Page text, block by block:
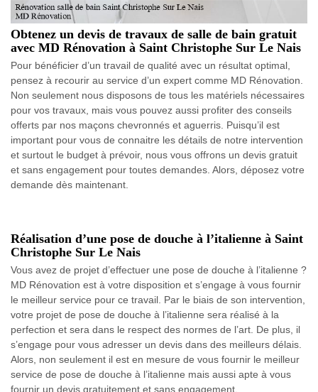
Obtenez un devis de travaux de salle de bain gratuit
avec MD Rénovation à Saint Christophe Sur Le Nais
Pour bénéficier d’un travail de qualité avec un résultat optimal,
pensez à recourir au service d’un expert comme MD Rénovation.
Non seulement nous disposons de tous les matériels nécessaires
pour vos travaux, mais vous pouvez aussi profiter des conseils
offerts par nos maçons chevronnés et aguerris. Puisqu’il est
important pour vous de connaitre les détails de notre intervention
et surtout le budget à prévoir, nous vous offrons un devis gratuit
et sans engagement pour toutes demandes. Alors, déposez votre
demande dès maintenant.
Réalisation d’une pose de douche à l’italienne à Saint
Christophe Sur Le Nais
Vous avez de projet d’effectuer une pose de douche à l’italienne ?
MD Rénovation est à votre disposition et s’engage à vous fournir
le meilleur service pour ce travail. Par le biais de son intervention,
votre projet de pose de douche à l’italienne sera réalisé à la
perfection et sera dans le respect des normes de l’art. De plus, il
s’engage pour vous adresser un devis dans des meilleurs délais.
Alors, non seulement il est en mesure de vous fournir le meilleur
service de pose de douche à l’italienne mais aussi apte à vous
fournir un devis gratuitement et sans engagement.